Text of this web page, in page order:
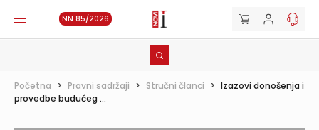
NN 85/2026
Početna > Pravni sadržaji > Stručni članci > Izazovi donošenja i
provedbe budućeg ...